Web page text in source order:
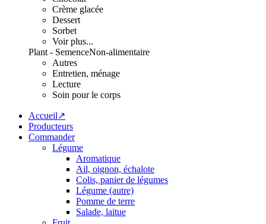
Crème glacée
Dessert
Sorbet
Voir plus...
Plant - SemenceNon-alimentaire
Autres
Entretien, ménage
Lecture
Soin pour le corps
Accueil↗
Producteurs
Commander
Légume
Aromatique
Ail, oignon, échalote
Colis, panier de légumes
Légume (autre)
Pomme de terre
Salade, laitue